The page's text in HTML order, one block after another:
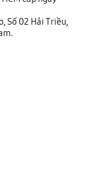
Số 02 Hải Triều,